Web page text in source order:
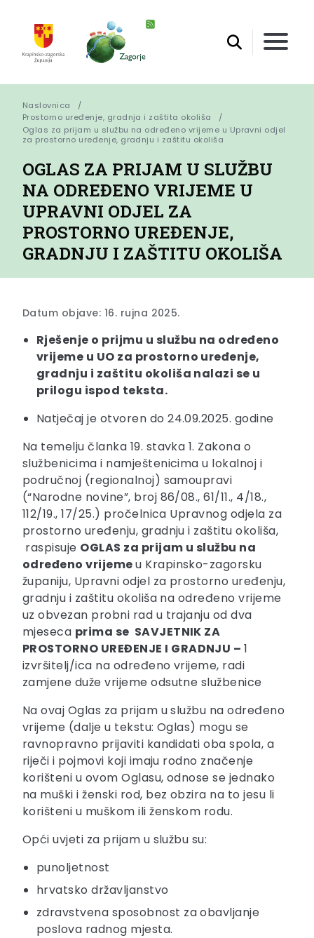
Naslovnica
Prostorno uređenje, gradnja i zaštita okoliša
Oglas za prijam u službu na određeno vrijeme u Upravni odjel
za prostorno uređenje, gradnju i zaštitu okoliša
OGLAS ZA PRIJAM U SLUŽBU
NA ODREĐENO VRIJEME U
UPRAVNI ODJEL ZA
PROSTORNO UREĐENJE,
GRADNJU I ZAŠTITU OKOLIŠA
Datum objave: 16. rujna 2025.
Rješenje o prijmu u službu na određeno
vrijeme u UO za prostorno uređenje,
gradnju i zaštitu okoliša nalazi se u
prilogu ispod teksta.
Natječaj je otvoren do 24.09.2025. godine
Na temelju članka 19. stavka 1. Zakona o
službenicima i namještenicima u lokalnoj i
područnoj (regionalnoj) samoupravi
(“Narodne novine”, broj 86/08., 61/11., 4/18.,
112/19., 17/25.) pročelnica Upravnog odjela za
prostorno uređenju, gradnju i zaštitu okoliša,
raspisuje OGLAS za prijam u službu na
određeno vrijemeu Krapinsko-zagorsku
županiju, Upravni odjel za prostorno uređenju,
gradnju i zaštitu okoliša na određeno vrijeme
uz obvezan probni rad u trajanju od dva
mjeseca prima se SAVJETNIK ZA
PROSTORNO UREĐENJE I GRADNJU – 1
izvršitelj/ica na određeno vrijeme, radi
zamjene duže vrijeme odsutne službenice
Na ovaj Oglas za prijam u službu na određeno
vrijeme (dalje u tekstu: Oglas) mogu se
ravnopravno prijaviti kandidati oba spola, a
riječi i pojmovi koji imaju rodno značenje
korišteni u ovom Oglasu, odnose se jednako
na muški i ženski rod, bez obzira na to jesu li
korišteni u muškom ili ženskom rodu.
Opći uvjeti za prijam u službu su:
punoljetnost
hrvatsko državljanstvo
zdravstvena sposobnost za obavljanje
poslova radnog mjesta.